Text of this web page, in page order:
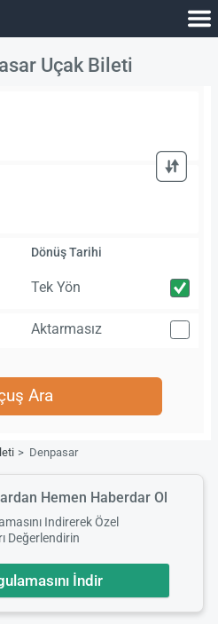
Uçak Bileti
Dönüş Tarihi
Tek Yön
Aktarmasız
Ara
Denpasar
Hemen Haberdar Ol
Indirerek Özel
Değerlendirin
İndir